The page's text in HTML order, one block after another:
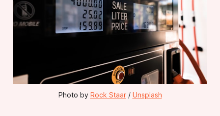
Photo by Rock Staar / Unsplash